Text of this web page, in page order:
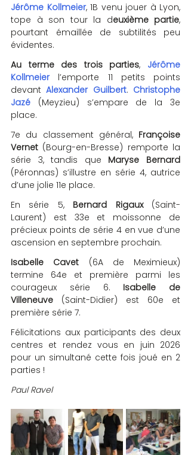
Jérôme Kollmeier, 1B venu jouer à Lyon,
tope à son tour la deuxième partie,
pourtant émaillée de subtilités peu
évidentes.
Au terme des trois parties, Jérôme
Kollmeier l’emporte 11 petits points
devant Alexander Guilbert. Christophe
Jazé (Meyzieu) s’empare de la 3e
place.
7e du classement général, Françoise
Vernet (Bourg-en-Bresse) remporte la
série 3, tandis que Maryse Bernard
(Péronnas) s’illustre en série 4, autrice
d’une jolie 11e place.
En série 5, Bernard Rigaux (Saint-
Laurent) est 33e et moissonne de
précieux points de série 4 en vue d’une
ascension en septembre prochain.
Isabelle Cavet (6A de Meximieux)
termine 64e et première parmi les
courageux série 6. Isabelle de
Villeneuve (Saint-Didier) est 60e et
première série 7.
Félicitations aux participants des deux
centres et rendez vous en juin 2026
pour un simultané cette fois joué en 2
parties !
Paul Ravel